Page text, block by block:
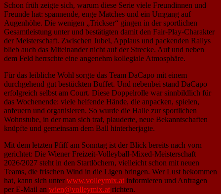
Schon früh zeigte sich, warum diese Serie viele Freundinnen und
Freunde hat: spannende, enge Matches und ein Umgang auf
Augenhöhe. Die wenigen „Trickser“ gingen in der sportlichen
Gesamtleistung unter und bestätigten damit den Fair-Play-Charakter
der Meisterschaft. Zwischen Jubel, Applaus und packenden Rallys
blieb auch das Miteinander nicht auf der Strecke. Auf und neben
dem Feld herrschte eine angenehm kollegiale Atmosphäre.
Für das leibliche Wohl sorgte das Team DaCapo mit einem
durchgehend gut bestückten Buffet. Und nebenbei stand DaCapo
erfolgreich selbst am Court. Diese Doppelrolle war sinnbildlich für
das Wochenende: viele helfende Hände, die anpacken, spielen,
anfeuern und organisieren. So wurde die Halle zur sportlichen
Wohnstube, in der man sich traf, plauderte, neue Bekanntschaften
knüpfte und gemeinsam dem Ball hinterherjagte.
Mit dem letzten Pfiff am Sonntag ist der Blick bereits nach vorn
gerichtet: Die Wiener Freizeit-Volleyball-Mixed-Meisterschaft
2026/2027 steht in den Startlöchern, vielleicht schon mit neuen
Teams, die frischen Wind in die Ligen bringen. Wer Lust bekommen
hat, kann sich unterwww.volleymix.at informieren und Anfragen
per E-Mail an wien@volleymix.at richten.